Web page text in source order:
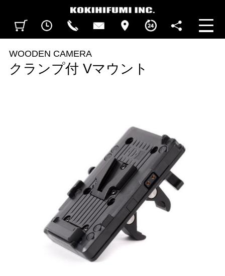
BUSINESS HOURS
FOLLOW US
WOODEN CAMERA
クランプ付 Vマウント